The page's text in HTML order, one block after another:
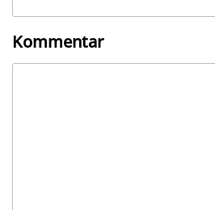
Kommentar